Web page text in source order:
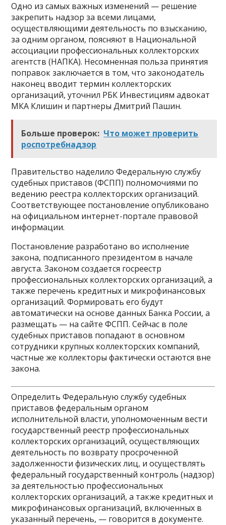
Одно из самых важных изменений — решение
закрепить надзор за всеми лицами,
осуществляющими деятельность по взысканию,
за одним органом, поясняют в Национальной
ассоциации профессиональных коллекторских
агентств (НАПКА). Несомненная польза принятия
поправок заключается в том, что законодатель
наконец вводит термин коллекторских
организаций, уточнил РБК Инвестициям адвокат
МКА Клишин и партнеры Дмитрий Пашин.
Больше проверок: Что может проверить
роспотребнадзор
Правительство наделило Федеральную службу
судебных приставов (ФСПП) полномочиями по
ведению реестра коллекторских организаций.
Соответствующее постановление опубликовано
на официальном интернет-портале правовой
информации.
Постановление разработано во исполнение
закона, подписанного президентом в начале
августа. Законом создается госреестр
профессиональных коллекторских организаций, а
также перечень кредитных и микрофинансовых
организаций. Формировать его будут
автоматически на основе данных Банка России, а
размещать — на сайте ФСПП. Сейчас в поле
судебных приставов попадают в основном
сотрудники крупных коллекторских компаний,
частные же коллекторы фактически остаются вне
закона.
Определить Федеральную службу судебных
приставов федеральным органом
исполнительной власти, уполномоченным вести
государственный реестр профессиональных
коллекторских организаций, осуществляющих
деятельность по возврату просроченной
задолженности физических лиц, и осуществлять
федеральный государственный контроль (надзор)
за деятельностью профессиональных
коллекторских организаций, а также кредитных и
микрофинансовых организаций, включенных в
указанный перечень, — говорится в документе.